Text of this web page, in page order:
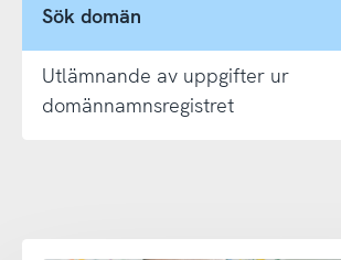
Sök domän
Utlämnande av uppgifter ur
domännamnsregistret